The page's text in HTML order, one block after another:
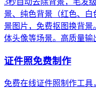
3秒自动去除背景，毛发
景、纯色背景（红色、
景图片，免费抠图换背
体头像等场景。高质量输
证件照免费制作
免费在线证件照制作工